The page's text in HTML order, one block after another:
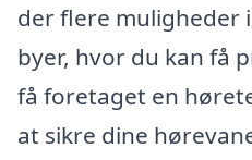
der flere muligheder
byer, hvor du kan få
få foretaget en
at sikre dine